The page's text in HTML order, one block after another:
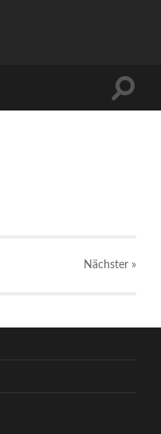
Nächster »